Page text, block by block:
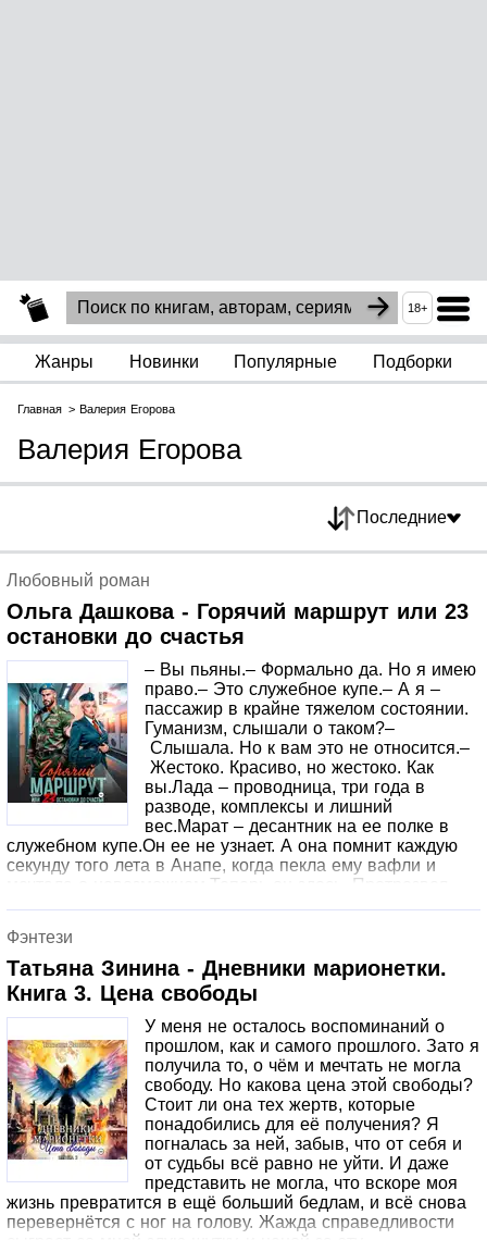
18+
Жанры Новинки Популярные Подборки
Главная Валерия Егорова
Валерия Егорова
Последние
Любовный роман
Ольга Дашкова - Горячий маршрут или 23
остановки до счастья
– Вы пьяны.– Формально да. Но я имею
право.– Это служебное купе.– А я –
пассажир в крайне тяжелом состоянии.
Гуманизм, слышали о таком?–
Слышала. Но к вам это не относится.–
Жестоко. Красиво, но жестоко. Как
вы.Лада – проводница, три года в
разводе, комплексы и лишний
вес.Марат – десантник на ее полке в
служебном купе.Он ее не узнает. А она помнит каждую
секунду того лета в Анапе, когда пекла ему вафли и
мечтала о невозможном.Теперь он здесь. Протрезвел.
счастью.
Фэнтези
Татьяна Зинина - Дневники марионетки.
Книга 3. Цена свободы
У меня не осталось воспоминаний о
прошлом, как и самого прошлого. Зато я
получила то, о чём и мечтать не могла
свободу. Но какова цена этой свободы?
Стоит ли она тех жертв, которые
понадобились для её получения? Я
погналась за ней, забыв, что от себя и
от судьбы всё равно не уйти. И даже
представить не могла, что вскоре моя
жизнь превратится в ещё больший бедлам, и всё снова
перевернётся с ног на голову. Жажда справедливости
сыграет со мной злую шутку, и ценой за эту